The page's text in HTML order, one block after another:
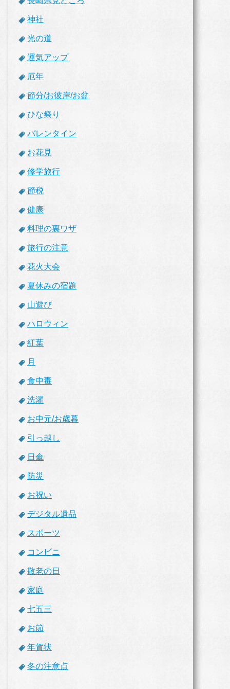
神社
光の道
運気アップ
厄年
節分/お彼岸/お盆
ひな祭り
バレンタイン
お花見
修学旅行
節税
健康
料理の裏ワザ
旅行の注意
花火大会
夏休みの宿題
山遊び
ハロウィン
紅葉
月
食中毒
洗濯
お中元/お歳暮
引っ越し
日傘
防災
お祝い
デジタル遺品
スポーツ
コンビニ
敬老の日
家庭
七五三
お節
年賀状
冬の注意点